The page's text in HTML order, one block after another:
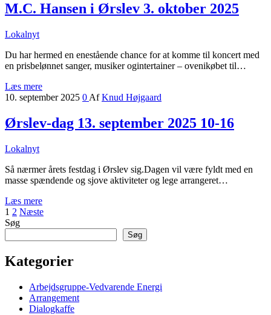
M.C. Hansen i Ørslev 3. oktober 2025
Lokalnyt
Du har hermed en enestående chance for at komme til koncert med
en prisbelønnet sanger, musiker ogintertainer – ovenikøbet til…
Læs mere
10. september 2025 0 Af Knud Højgaard
Ørslev-dag 13. september 2025 10-16
Lokalnyt
Så nærmer årets festdag i Ørslev sig.Dagen vil være fyldt med en
masse spændende og sjove aktiviteter og lege arrangeret…
Læs mere
Indlægsinddeling
1 2 Næste
Søg
Søg
Kategorier
Arbejdsgruppe-Vedvarende Energi
Arrangement
Dialogkaffe